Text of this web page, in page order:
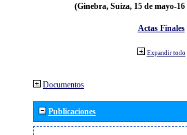
(Ginebra, Suiza, 15 de mayo-
Actas Finales
Expandir todo
Documentos
Publicaciones